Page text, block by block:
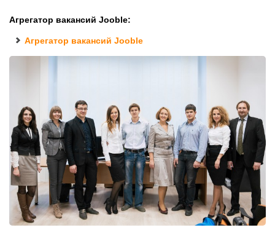
Агрегатор вакансий Jooble:
Агрегатор вакансий Jooble